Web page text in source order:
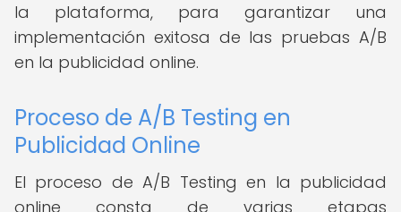
la plataforma, para garantizar una
implementación exitosa de las pruebas A/B
en la publicidad online.
Proceso de A/B Testing en
Publicidad Online
El proceso de A/B Testing en la publicidad
online consta de varias etapas